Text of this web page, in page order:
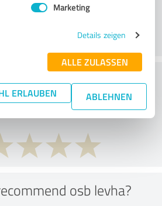
Marketing
Details zeigen
ALLE ZULASSEN
ERLAUBEN ABLEHNEN
think of the price to
ratio?
osb levha?